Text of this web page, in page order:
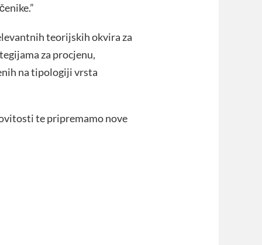
teorijskih okvira za
za procjenu,
na tipologiji vrsta
te pripremamo nove